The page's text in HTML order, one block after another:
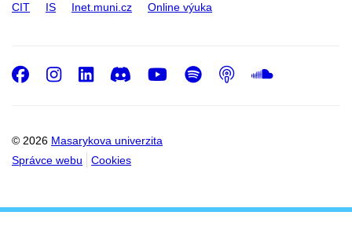
CIT IS Inet.muni.cz Online výuka
© 2026 Masarykova univerzita
Správce webu
Cookies
Facebook
Instagram
LinkedIn
DiscordYoutube
Spotify
Podcast